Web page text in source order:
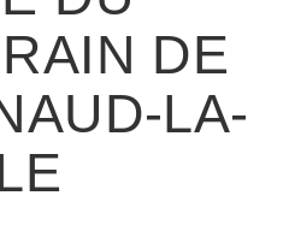
DE
LA-